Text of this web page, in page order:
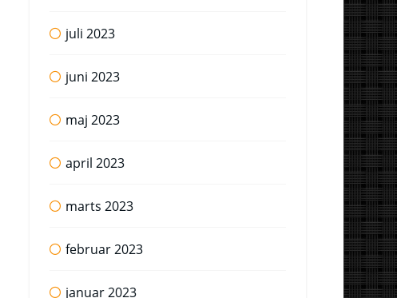
juli 2023
juni 2023
maj 2023
april 2023
marts 2023
februar 2023
januar 2023